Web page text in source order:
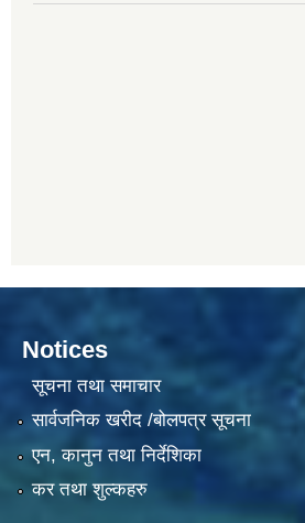
Notices
सूचना तथा समाचार
सार्वजनिक खरीद /बोलपत्र सूचना
एन, कानुन तथा निर्देशिका
कर तथा शुल्कहरु